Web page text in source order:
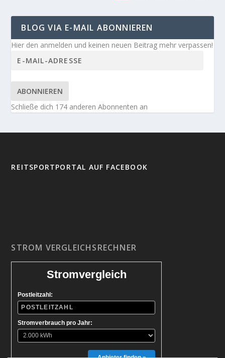
BLOG VIA E-MAIL ABONNIEREN
Hier den anmelden und keinen neuen Beitrag mehr verpassen!
ABONNIEREN
Schließe dich 174 anderen Abonnenten an
REITSPORTPORTAL AUF FACEBOOK
STROM VERGLEICHSRECHNER
Stromvergleich
Postleitzahl:
Stromverbrauch pro Jahr: